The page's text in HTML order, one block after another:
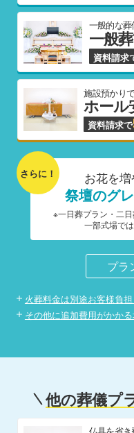
一般的な
一般
資料請求
施設預かり
ホール
資料請求で
さらに！ お花を
祭壇のグ
※一日葬プラン・二日
一部式場で
プラ
火葬料金は別途お客様負
その他に追加費用がかか
他の葬儀プ
仏具を省